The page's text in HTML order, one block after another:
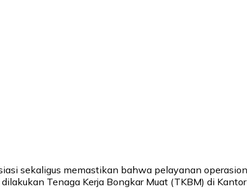
sekaligus memastikan bahwa pelayanan
Tenaga Kerja Bongkar Muat (TKBM) di Kantor